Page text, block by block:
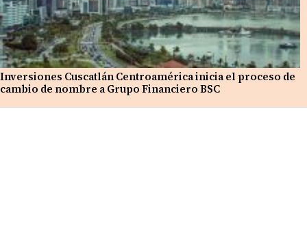
Inversiones Cuscatlán Centroamérica inicia el proceso de
cambio de nombre a Grupo Financiero BSC